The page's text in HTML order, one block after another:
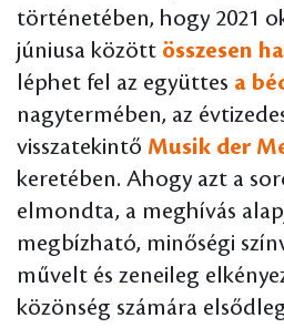
történetében, hogy 2021
júniusa között összesen
léphet fel az együttes a
nagytermében, az
visszatekintő Musik der
keretében. Ahogy azt a
elmondta, a meghívás
megbízható, minőségi
művelt és zeneileg
közönség számára